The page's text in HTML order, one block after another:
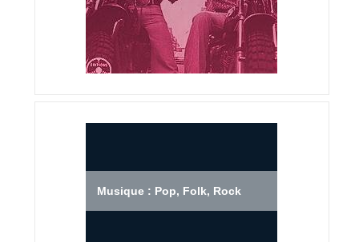
Musique : Pop, Folk, Rock